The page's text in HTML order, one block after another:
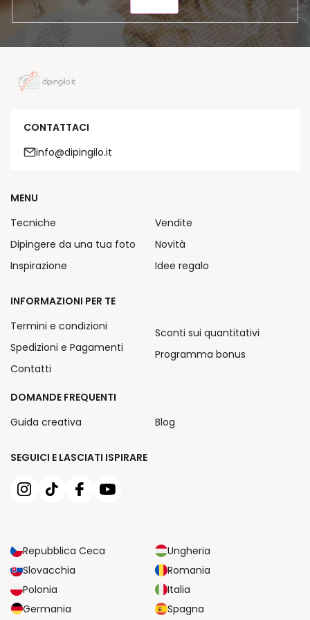
CONTATTACI
info@dipingilo.it
SEGUICI E LASCIATI ISPIRARE
Repubblica Ceca
Ungheria
Slovacchia
Romania
Polonia
Italia
Germania
Spagna
MENU
Tecniche
Dipingere da una tua foto
Inspirazione
Vendite
Novità
Idee regalo
INFORMAZIONI PER TE
Termini e condizioni
Spedizioni e Pagamenti
Contatti
Sconti sui quantitativi
Programma bonus
DOMANDE FREQUENTI
Guida creativa
Blog